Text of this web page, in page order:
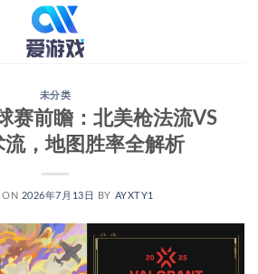
未分类
赛前瞻：北美枪法流VS
流，地图胜率全解析
ON 2026年7月13日 BY AYXTY1